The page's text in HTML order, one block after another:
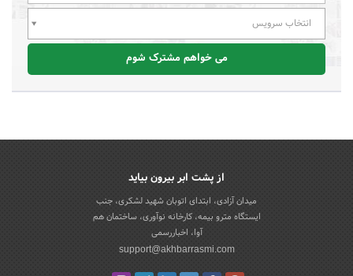
انتخاب سرویس
می خواهم مشترک شوم
از پشت ابر بیرون بیاید
میدان آزادی، ابتدای اتوبان شهید لشکری، جنب
ایستگاه مترو بیمه، کارخانه نوآوری، ساختمان هم
آوا، اخباررسمی
support@akhbarrasmi.com